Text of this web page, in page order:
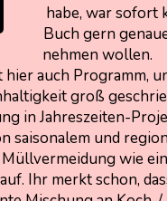
habe, war sofort
Buch gern
nehmen wollen.
hier auch Programm,
groß
in Jahreszeiten-
saisonalem und
wie
Ihr merkt schon,